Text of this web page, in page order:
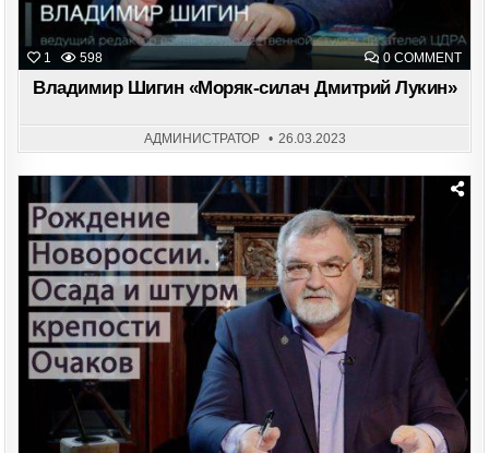
1 598 0 COMMENTON
Владимир Шигин «Моряк-силач Дмитрий Лукин»
АДМИНИСТРАТОР 26.03.2023
Posted
in